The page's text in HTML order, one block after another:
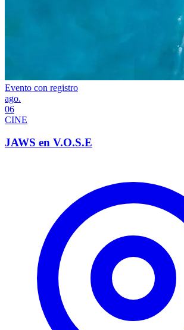
Evento con registro
ago.
06
CINE
JAWS en V.O.S.E